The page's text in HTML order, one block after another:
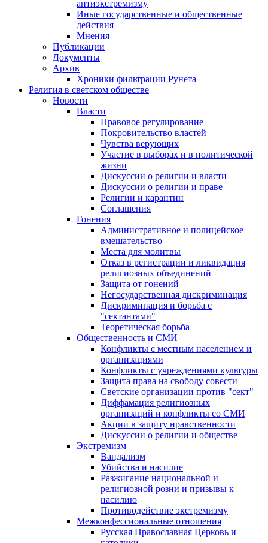
антиэкстремизму
Иные государственные и общественные
действия
Мнения
Публикации
Документы
Архив
Хроники фильтрации Рунета
Религия в светском обществе
Новости
Власти
Правовое регулирование
Покровительство властей
Чувства верующих
Участие в выборах и в политической
жизни
Дискуссии о религии и власти
Дискуссии о религии и праве
Религии и карантин
Соглашения
Гонения
Административное и полицейское
вмешательство
Места для молитвы
Отказ в регистрации и ликвидация
религиозных объединений
Защита от гонений
Негосударственная дискриминация
Дискриминация и борьба с
"сектантами"
Теоретическая борьба
Общественность и СМИ
Конфликты с местным населением и
организациями
Конфликты с учреждениями культуры
Защита права на свободу совести
Светские организации против "сект"
Диффамация религиозных
организаций и конфликты со СМИ
Акции в защиту нравственности
Дискуссии о религии и обществе
Экстремизм
Вандализм
Убийства и насилие
Разжигание национальной и
религиозной розни и призывы к
насилию
Противодействие экстремизму
Межконфессиональные отношения
Русская Православная Церковь и